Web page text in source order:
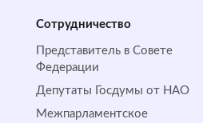
Сотрудничество
Представитель в Совете
Федерации
Депутаты Госдумы от НАО
Межпарламентское